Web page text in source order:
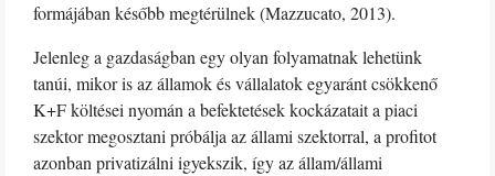
formájában később megtérülnek (Mazzucato, 2013).
Jelenleg a gazdaságban egy olyan folyamatnak lehetünk
tanúi, mikor is az államok és vállalatok egyaránt csökkenő
K+F költései nyomán a befektetések kockázatait a piaci
szektor megosztani próbálja az állami szektorral, a profitot
azonban privatizálni igyekszik, így az állam/állami